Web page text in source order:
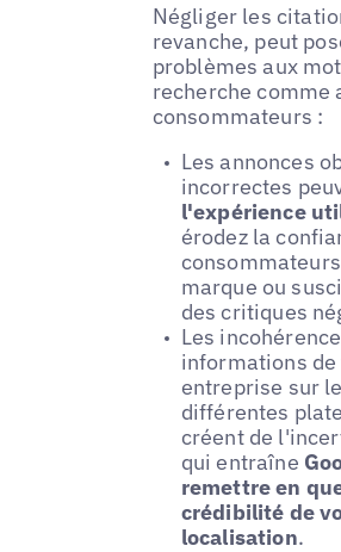
Négliger les
revanche, peut
problèmes aux
recherche comme
consommateurs :
Les annonces
incorrectes
l'expérience
érodez la
marque ou
des critiques
Les
informations de
entreprise sur
différentes
créent de
qui entraîne
remettre en
crédibilité de
localisation.